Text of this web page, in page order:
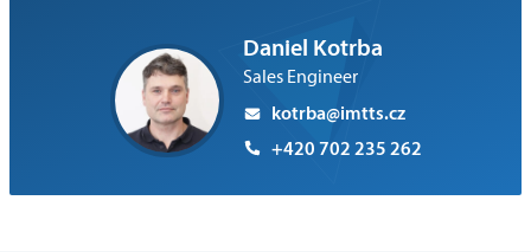
Daniel Kotrba
Sales Engineer
kotrba@imtts.cz
+420 702 235 262